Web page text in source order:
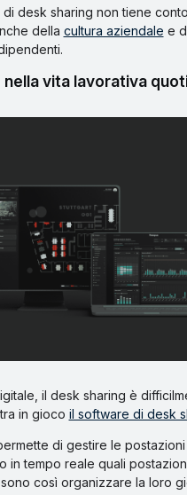
desk sharing non tiene
della cultura aziendale e
nella vita lavorativa
il desk sharing è
in gioco il software di desk
di gestire le postazioni
in tempo reale quali
così organizzare la loro